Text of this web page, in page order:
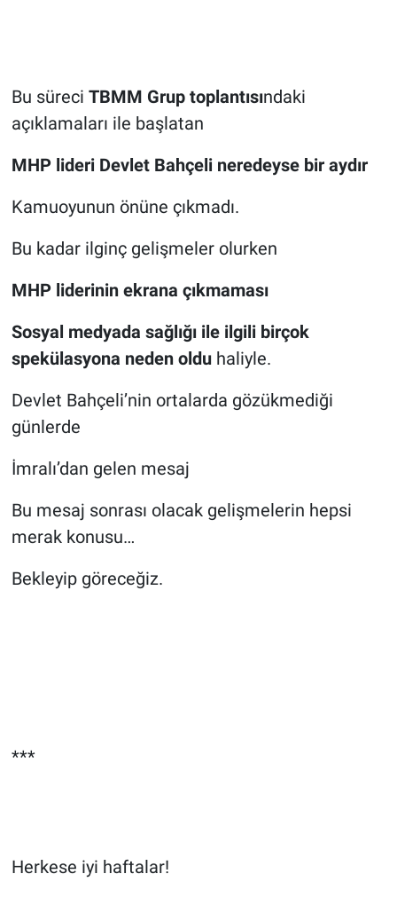
Bu süreci TBMM Grup toplantısındaki
açıklamaları ile başlatan
MHP lideri Devlet Bahçeli neredeyse bir aydır
Kamuoyunun önüne çıkmadı.
Bu kadar ilginç gelişmeler olurken
MHP liderinin ekrana çıkmaması
Sosyal medyada sağlığı ile ilgili birçok
spekülasyona neden oldu haliyle.
Devlet Bahçeli’nin ortalarda gözükmediği
günlerde
İmralı’dan gelen mesaj
Bu mesaj sonrası olacak gelişmelerin hepsi
merak konusu…
Bekleyip göreceğiz.
***
Herkese iyi haftalar!